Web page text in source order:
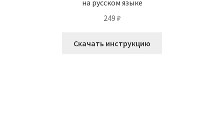
на русском языке
249 ₽
Скачать инструкцию